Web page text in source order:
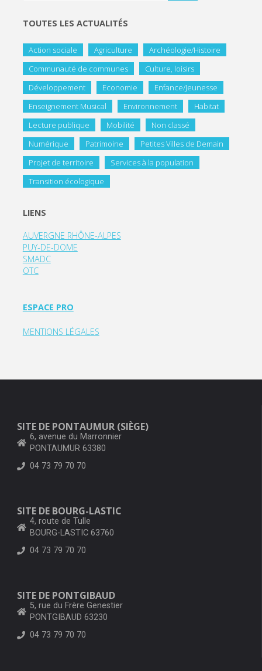
TOUTES LES ACTUALITÉS
Action sociale Agriculture
Archéologie/Histoire
Communauté de communes
Culture, loisirs
Développement
Economie
Enfance/Jeunesse
Enseignement Musical
Environnement
Habitat
Lecture publique
Mobilité
Non classé
Numérique
Patrimoine
Petites Villes de Demain
Projet de territoire
Services à la population
Transition écologique
LIENS
AUVERGNE RHÔNE-ALPES
PUY-DE-DOME
SMADC
OTC
ESPACE PRO
MENTIONS LÉGALES
SITE DE PONTAUMUR (SIÈGE)
6, avenue du Marronnier
PONTAUMUR 63380
04 73 79 70 70
SITE DE BOURG-LASTIC
4, route de Tulle
BOURG-LASTIC 63760
04 73 79 70 70
SITE DE PONTGIBAUD
5, rue du Frère Genestier
PONTGIBAUD 63230
04 73 79 70 70